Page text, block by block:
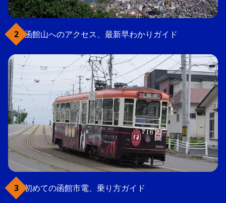
函館山へのアクセス、最新早わかりガイド
初めての函館市電、乗り方ガイド